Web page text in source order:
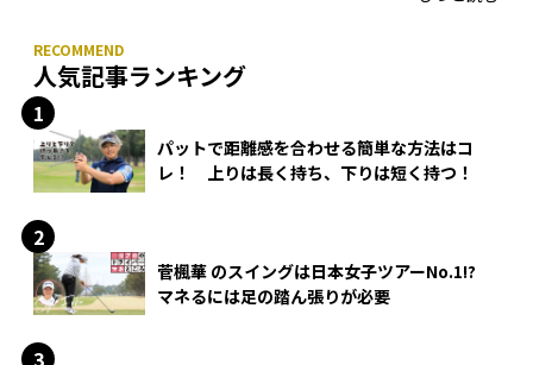
人気記事ランキング
パットで距離感を合わせる簡単な方法はコ
レ！ 上りは長く持ち、下りは短く持つ！
菅楓華 のスイングは日本女子ツアーNo.1!?
マネるには足の踏ん張りが必要